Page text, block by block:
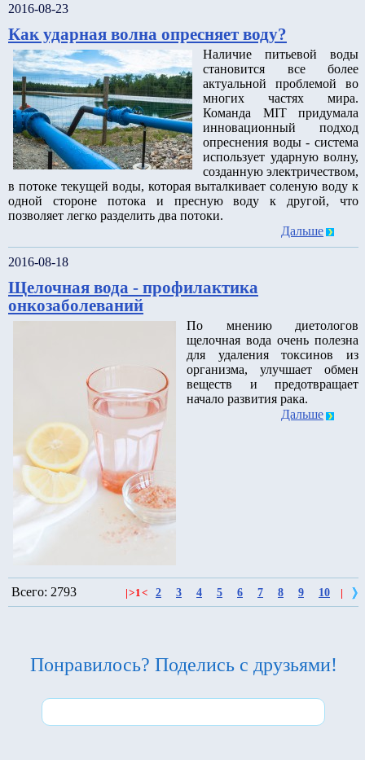
2016-08-23
Как ударная волна опресняет воду?
Наличие питьевой воды
становится все более
актуальной проблемой во
многих частях мира.
Команда MIT придумала
инновационный подход
опреснения воды - система
использует ударную волну,
созданную электричеством,
в потоке текущей воды, которая выталкивает соленую воду к
одной стороне потока и пресную воду к другой, что
позволяет легко разделить два потоки.
Дальше
2016-08-18
Щелочная вода - профилактика
онкозаболеваний
По мнению диетологов
щелочная вода очень полезна
для удаления токсинов из
организма, улучшает обмен
веществ и предотвращает
начало развития рака.
Дальше
Всего: 2793 >1< 2 3 4 5 6 7 8 9 10
Понравилось? Поделись с друзьями!